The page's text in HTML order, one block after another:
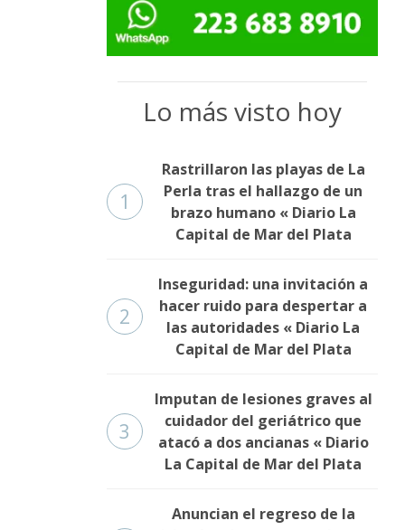
Lo más visto hoy
1
Rastrillaron las playas de La
Perla tras el hallazgo de un
brazo humano « Diario La
Capital de Mar del Plata
2
Inseguridad: una invitación a
hacer ruido para despertar a
las autoridades « Diario La
Capital de Mar del Plata
3
Imputan de lesiones graves al
cuidador del geriátrico que
atacó a dos ancianas « Diario
La Capital de Mar del Plata
Anuncian el regreso de la